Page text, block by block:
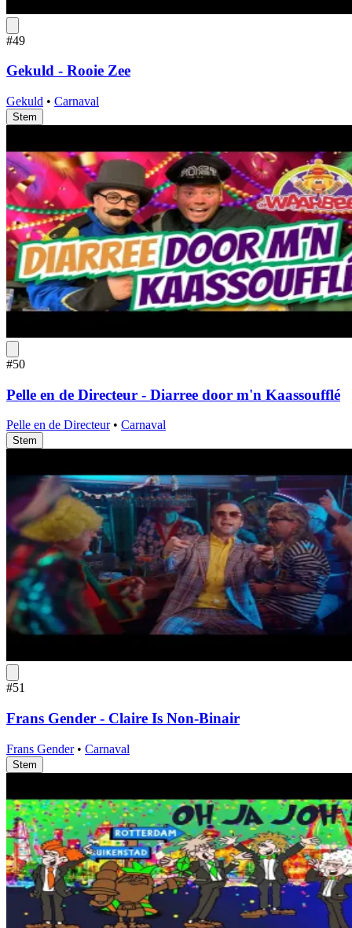
#49
Gekuld - Rooie Zee
Gekuld • Carnaval
Stem
#50
Pelle en de Directeur - Diarree door m'n Kaassoufflé
Pelle en de Directeur • Carnaval
Stem
#51
Frans Gender - Claire Is Non-Binair
Frans Gender • Carnaval
Stem